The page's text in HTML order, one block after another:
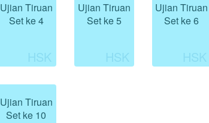
Ujian Tiruan
Set ke 4
Ujian Tiruan
Set ke 5
Ujian Tiruan
Set ke 6
Ujian Tiruan
Set ke 10